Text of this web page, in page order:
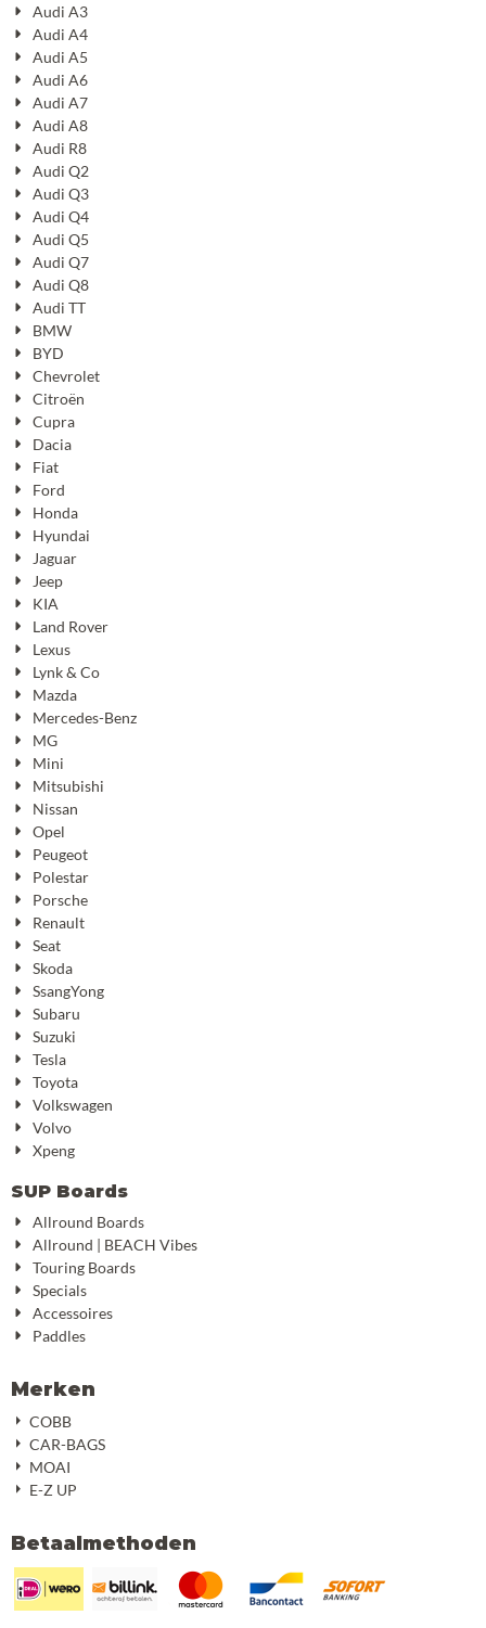
Audi A3
Audi A4
Audi A5
Audi A6
Audi A7
Audi A8
Audi R8
Audi Q2
Audi Q3
Audi Q4
Audi Q5
Audi Q7
Audi Q8
Audi TT
BMW
BYD
Chevrolet
Citroën
Cupra
Dacia
Fiat
Ford
Honda
Hyundai
Jaguar
Jeep
KIA
Land Rover
Lexus
Lynk & Co
Mazda
Mercedes-Benz
MG
Mini
Mitsubishi
Nissan
Opel
Peugeot
Polestar
Porsche
Renault
Seat
Skoda
SsangYong
Subaru
Suzuki
Tesla
Toyota
Volkswagen
Volvo
Xpeng
SUP Boards
Allround Boards
Allround | BEACH Vibes
Touring Boards
Specials
Accessoires
Paddles
Merken
COBB
CAR-BAGS
MOAI
E-Z UP
Betaalmethoden